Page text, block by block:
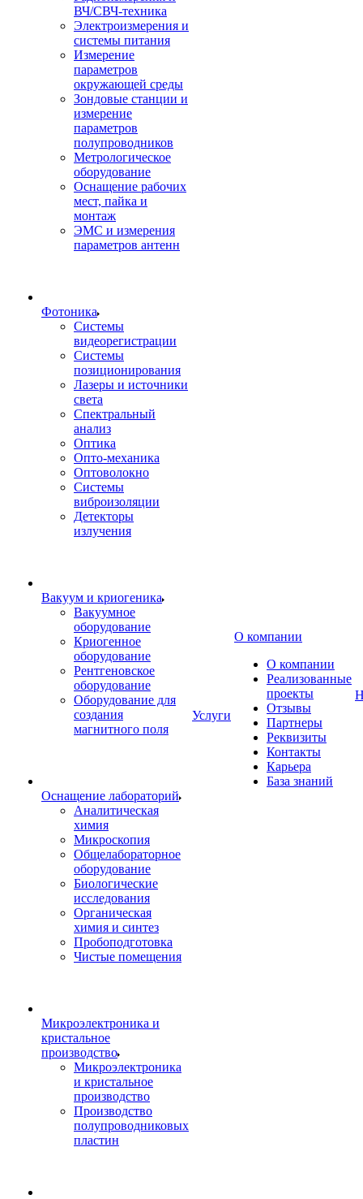
ВЧ/СВЧ-техника
Электроизмерения и
системы питания
Измерение
параметров
окружающей среды
Зондовые станции и
измерение
параметров
полупроводников
Метрологическое
оборудование
Оснащение рабочих
мест, пайка и
монтаж
ЭМС и измерения
параметров антенн
Фотоника
Cистемы
видеорегистрации
Системы
позиционирования
Лазеры и источники
света
Спектральный
анализ
Оптика
Опто-механика
Оптоволокно
Системы
виброизоляции
Детекторы
излучения
Вакуум и криогеника
Вакуумное
оборудование
Криогенное
оборудование
Рентгеновское
оборудование
Оборудование для
создания
магнитного поля
Оснащение лабораторий
Аналитическая
химия
Микроскопия
Общелабораторное
оборудование
Биологические
исследования
Органическая
химия и синтез
Пробоподготовка
Чистые помещения
Микроэлектроника и
кристальное
производство
Микроэлектроника
и кристальное
производство
Производство
полупроводниковых
пластин
Услуги
О компании
О компании
Реализованные
проекты
Отзывы
Партнеры
Реквизиты
Контакты
Карьера
База знаний